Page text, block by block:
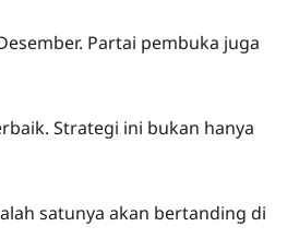
Partai pembuka juga
Strategi ini bukan hanya
satunya akan bertanding di